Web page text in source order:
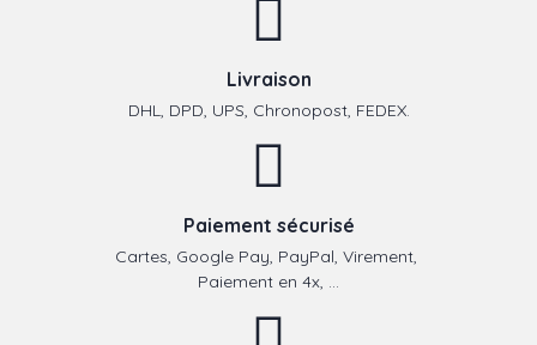
Livraison
DHL, DPD, UPS, Chronopost, FEDEX.
Paiement sécurisé
Cartes, Google Pay, PayPal, Virement,
Paiement en 4x, ...